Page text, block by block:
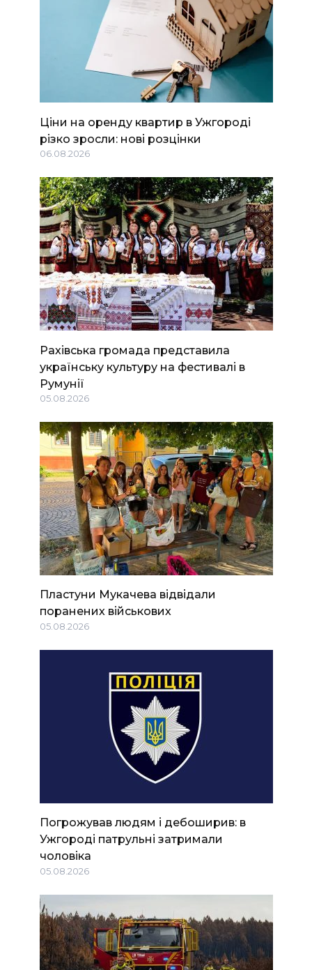
Ціни на оренду квартир в Ужгороді
різко зросли: нові розцінки
06.08.2026
Рахівська громада представила
українську культуру на фестивалі в
Румунії
05.08.2026
Пластуни Мукачева відвідали
поранених військових
05.08.2026
Погрожував людям і дебоширив: в
Ужгороді патрульні затримали
чоловіка
05.08.2026